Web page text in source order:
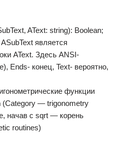
AText: string): Boolean;
является
AText. Здесь ANSI-
Ends- конец, Text- вероятно,
функции
— trigonometry
начав с sqrt — корень
routines)